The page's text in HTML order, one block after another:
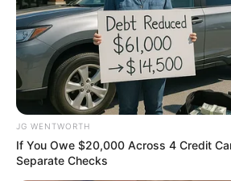
Where Are They Now? 9 Ex-
Unexpected Career Paths
JG WENTWORTH
If You Owe $20,000 Across 4 Credit
Separate Checks